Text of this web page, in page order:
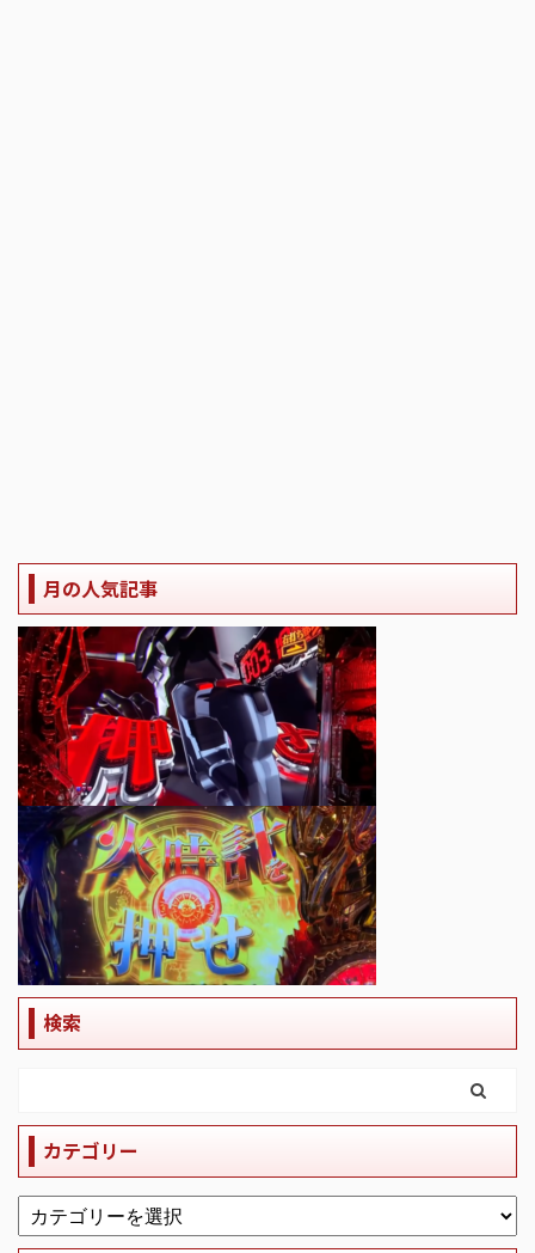
月の人気記事
検索
カテゴリー